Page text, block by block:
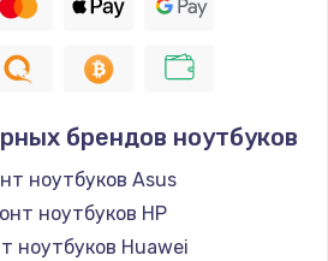
брендов ноутбуков
ноутбуков Asus
ноутбуков HP
ноутбуков Huawei